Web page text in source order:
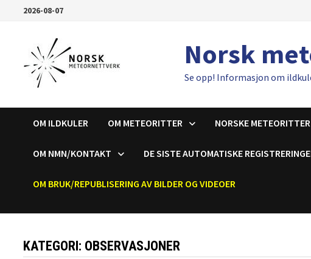
2026-08-07
Norsk
Se opp! Informasjon om
OM ILDKULER OM METEORITTER NORSKE METEORITTER
OM NMN/KONTAKT DE SISTE AUTOMATISKE
OM BRUK/REPUBLISERING AV BILDER OG VIDEOER
KATEGORI: OBSERVASJONER